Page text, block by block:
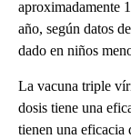
aproximadamente
año, según datos
dado en niños
La vacuna triple
dosis tiene una
tienen una eficacia